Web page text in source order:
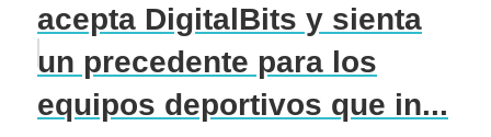
acepta DigitalBits y sienta
un precedente para los
equipos deportivos que in...